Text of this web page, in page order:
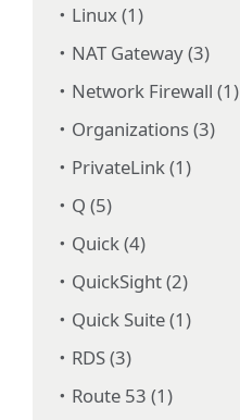
Linux (1)
NAT Gateway (3)
Network Firewall (1)
Organizations (3)
PrivateLink (1)
Q (5)
Quick (4)
QuickSight (2)
Quick Suite (1)
RDS (3)
Route 53 (1)